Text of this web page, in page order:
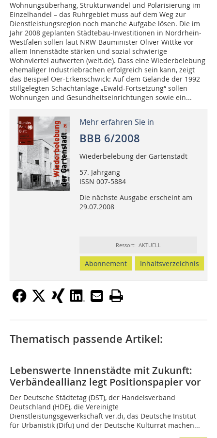
Wohnungsüberhang, Strukturwandel und Polarisierung im
Einzelhandel – das Ruhrgebiet muss auf dem Weg zur
Dienstleistungsregion noch manche Aufgabe lösen. Die im
Jahr 2008 geplanten Städtebau-Investitionen in Nordrhein-
Westfalen sollen laut NRW-Bauminister Oliver Wittke vor
allem Innenstädte stärken und sozial schwierige
Wohnviertel aufwerten (welt.de). Dass eine Wiederbelebung
ehemaliger Industriebrachen erfolgreich sein kann, zeigt
das Beispiel Oer-Erkenschwick: Auf dem Gelände der 1992
stillgelegten Schachtanlage „Ewald-Fortsetzung“ sollen
Wohnungen und Gesundheitseinrichtungen sowie ein...
Mehr erfahren Sie in
BBB 6/2008
Wiederbelebung der Gartenstadt
57. Jahrgang
ISSN 007-5884
Die nächste Ausgabe erscheint am
29.07.2008
Ressort: AKTUELL
Abonnement Inhaltsverzeichnis
Thematisch passende Artikel:
Lebenswerte Innenstädte mit Zukunft:
Verbändeallianz legt Positionspapier vor
Der Deutsche Städtetag (DST), der Handelsverband
Deutschland (HDE), die Vereinigte
Dienstleistungsgewerkschaft ver.di, das Deutsche Institut
für Urbanistik (Difu) und der Deutsche Kulturrat machen...